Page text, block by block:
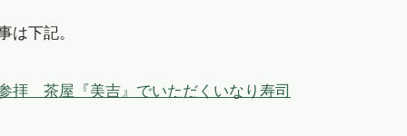
は下記。
拝 茶屋『美吉』でいただくいなり寿司